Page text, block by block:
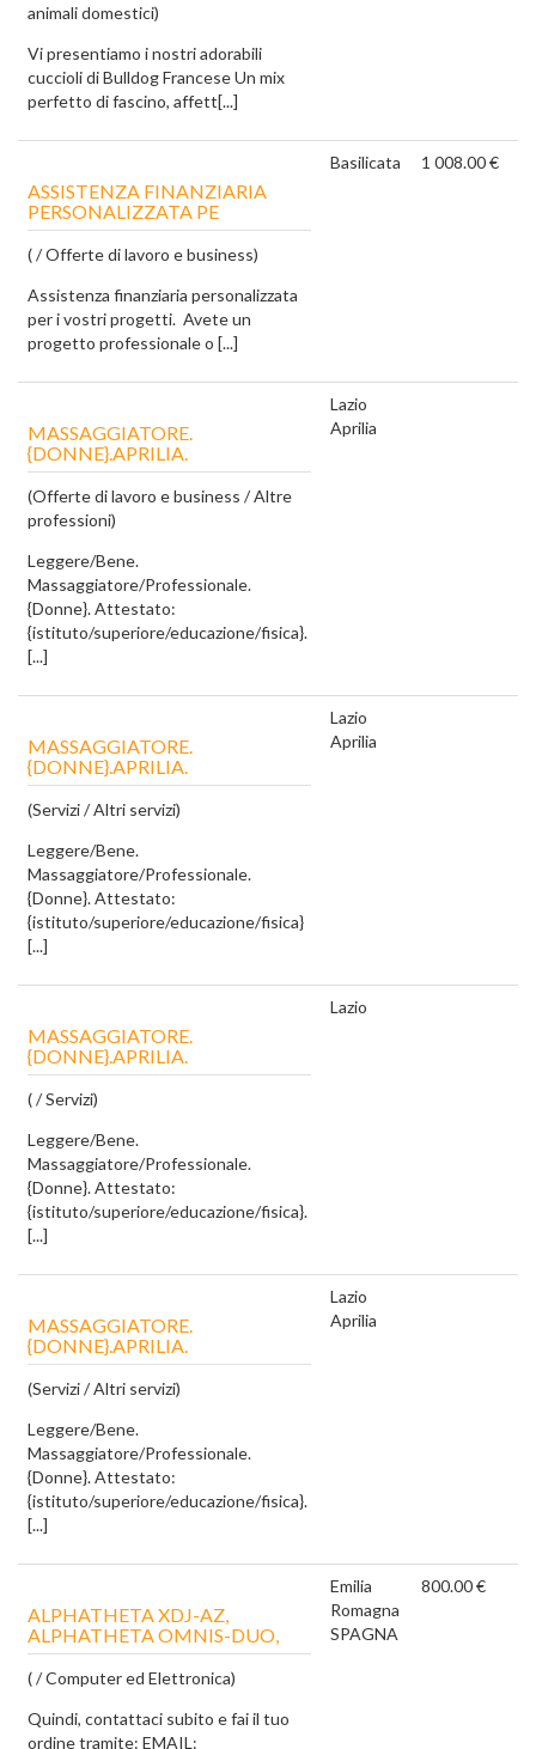
animali domestici)
Vi presentiamo i nostri adorabili
cuccioli di Bulldog Francese Un mix
perfetto di fascino, affett[...]
ASSISTENZA FINANZIARIA
PERSONALIZZATA PE
( / Offerte di lavoro e business)
Assistenza finanziaria personalizzata
per i vostri progetti. ‎ ‎Avete un
progetto professionale o [...]
Basilicata 1 008.00 €
MASSAGGIATORE.
{DONNE}.APRILIA.
(Offerte di lavoro e business / Altre
professioni)
Leggere/Bene.
Massaggiatore/Professionale.
{Donne}. Attestato:
{istituto/superiore/educazione/fisica}.
[...]
Lazio
Aprilia
MASSAGGIATORE.
{DONNE}.APRILIA.
(Servizi / Altri servizi)
Leggere/Bene.
Massaggiatore/Professionale.
{Donne}. Attestato:
{istituto/superiore/educazione/fisica}
[...]
Lazio
Aprilia
MASSAGGIATORE.
{DONNE}.APRILIA.
( / Servizi)
Leggere/Bene.
Massaggiatore/Professionale.
{Donne}. Attestato:
{istituto/superiore/educazione/fisica}.
[...]
Lazio
MASSAGGIATORE.
{DONNE}.APRILIA.
(Servizi / Altri servizi)
Leggere/Bene.
Massaggiatore/Professionale.
{Donne}. Attestato:
{istituto/superiore/educazione/fisica}.
[...]
Lazio
Aprilia
ALPHATHETA XDJ-AZ,
ALPHATHETA OMNIS-DUO,
( / Computer ed Elettronica)
Quindi, contattaci subito e fai il tuo
ordine tramite: EMAIL:
Emilia
Romagna
SPAGNA
800.00 €